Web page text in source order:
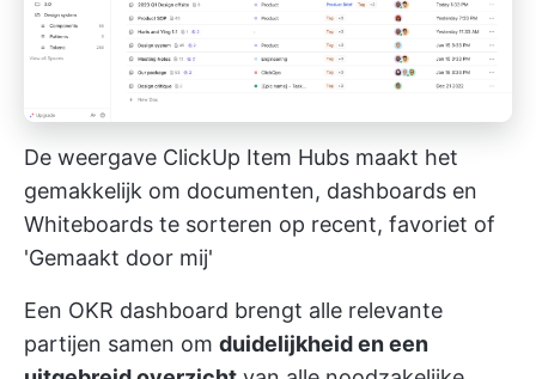
De weergave ClickUp Item Hubs maakt het
gemakkelijk om documenten, dashboards en
Whiteboards te sorteren op recent, favoriet of
'Gemaakt door mij'
Een OKR dashboard brengt alle relevante
partijen samen om duidelijkheid en een